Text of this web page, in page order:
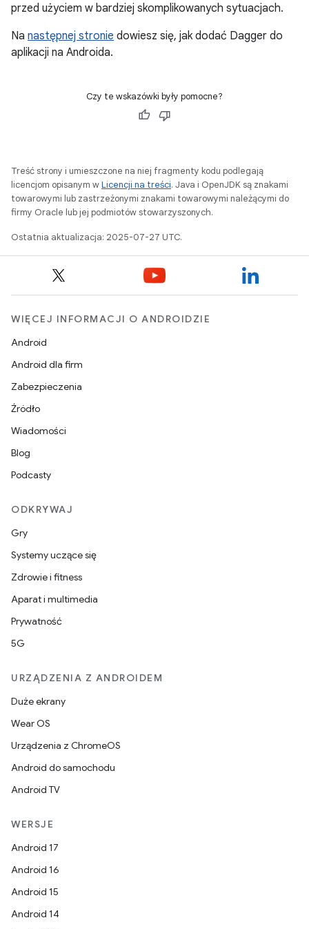
przed użyciem w bardziej skomplikowanych sytuacjach.
Na następnej stronie dowiesz się, jak dodać Dagger do
aplikacji na Androida.
Czy te wskazówki były pomocne?
Treść strony i umieszczone na niej fragmenty kodu podlegają
licencjom opisanym wLicencji na treści. Java i OpenJDK są znakami
towarowymi lub zastrzeżonymi znakami towarowymi należącymi do
firmy Oracle lub jej podmiotów stowarzyszonych.
Ostatnia aktualizacja: 2025-07-27 UTC.
WIĘCEJ INFORMACJI O ANDROIDZIE
Android
Android dla firm
Zabezpieczenia
Źródło
Wiadomości
Blog
Podcasty
ODKRYWAJ
Gry
Systemy uczące się
Zdrowie i fitness
Aparat i multimedia
Prywatność
5G
URZĄDZENIA Z ANDROIDEM
Duże ekrany
Wear OS
Urządzenia z ChromeOS
Android do samochodu
Android TV
WERSJE
Android 17
Android 16
Android 15
Android 14